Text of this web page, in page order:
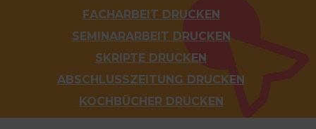
FACHARBEIT DRUCKEN
SEMINARARBEIT DRUCKEN
SKRIPTE DRUCKEN
ABSCHLUSSZEITUNG DRUCKEN
KOCHBÜCHER DRUCKEN